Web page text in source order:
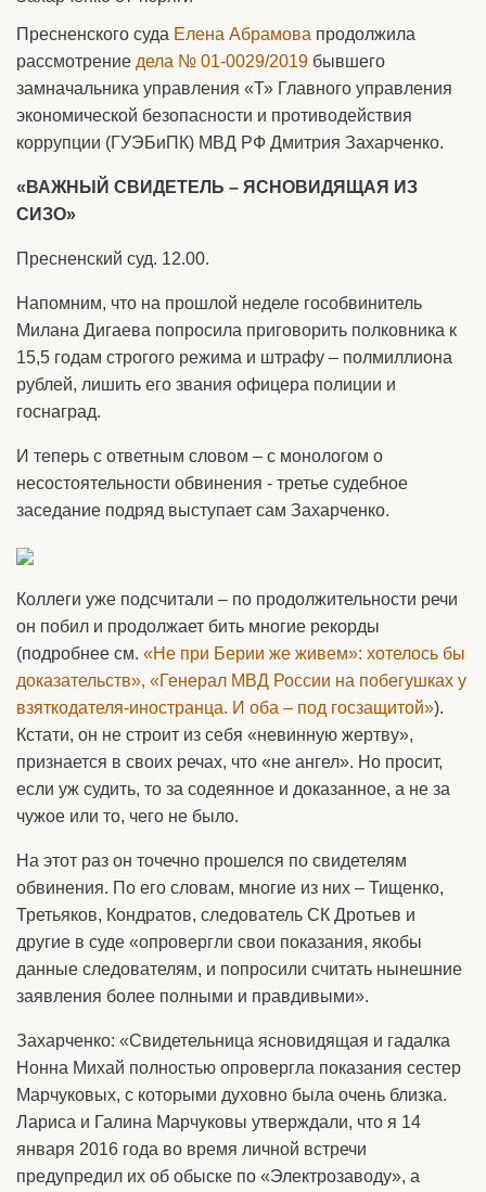
Пресненского суда Елена Абрамова продолжила
рассмотрение дела № 01-0029/2019 бывшего
замначальника управления «Т» Главного управления
экономической безопасности и противодействия
коррупции (ГУЭБиПК) МВД РФ Дмитрия Захарченко.
«ВАЖНЫЙ СВИДЕТЕЛЬ – ЯСНОВИДЯЩАЯ ИЗ
СИЗО»
Пресненский суд. 12.00.
Напомним, что на прошлой неделе гособвинитель
Милана Дигаева попросила приговорить полковника к
15,5 годам строгого режима и штрафу – полмиллиона
рублей, лишить его звания офицера полиции и
госнаград.
И теперь с ответным словом – с монологом о
несостоятельности обвинения - третье судебное
заседание подряд выступает сам Захарченко.
Коллеги уже подсчитали – по продолжительности речи
он побил и продолжает бить многие рекорды
(подробнее см. «Не при Берии же живем»: хотелось бы
доказательств», «Генерал МВД России на побегушках у
взяткодателя-иностранца. И оба – под госзащитой»).
Кстати, он не строит из себя «невинную жертву»,
признается в своих речах, что «не ангел». Но просит,
если уж судить, то за содеянное и доказанное, а не за
чужое или то, чего не было.
На этот раз он точечно прошелся по свидетелям
обвинения. По его словам, многие из них – Тищенко,
Третьяков, Кондратов, следователь СК Дротьев и
другие в суде «опровергли свои показания, якобы
данные следователям, и попросили считать нынешние
заявления более полными и правдивыми».
Захарченко: «Свидетельница ясновидящая и гадалка
Нонна Михай полностью опровергла показания сестер
Марчуковых, с которыми духовно была очень близка.
Лариса и Галина Марчуковы утверждали, что я 14
января 2016 года во время личной встречи
предупредил их об обыске по «Электрозаводу», а